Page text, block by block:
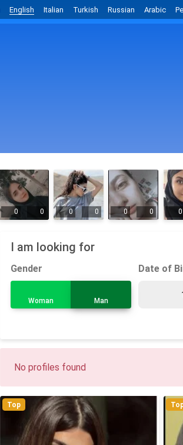
English Italian Turkish Russian Arabic
0 0 0 0 0 0 0
I am looking for
Gender
Woman Man
Date of
No profiles found
Top